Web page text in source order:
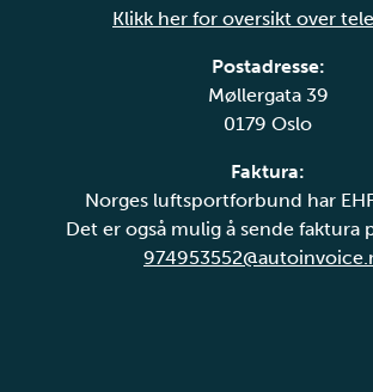
Klikk her for oversikt over
Postadresse:
Møllergata 39
0179 Oslo
Faktura:
Norges luftsportforbund har
Det er også mulig å sende faktura